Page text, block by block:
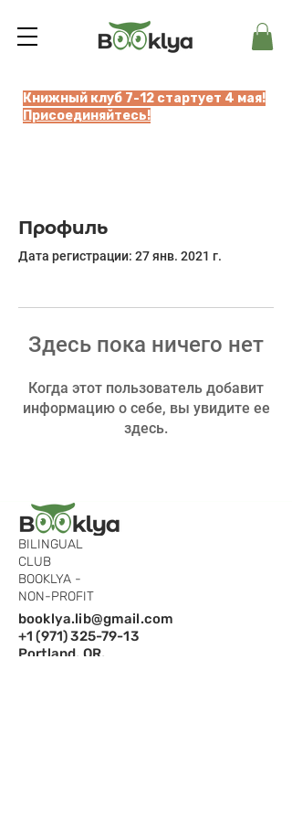
Книжный клуб 7-12 стартует 4 мая!
Присоединяйтесь!
Профиль
Дата регистрации: 27 янв. 2021 г.
Здесь пока ничего нет
Когда этот пользователь добавит
информацию о себе, вы увидите ее
здесь.
BILINGUAL
CLUB
BOOKLYA -
NON-PROFIT
booklya.lib@gmail.com
+1 (971) 325-79-13
Portland, OR,